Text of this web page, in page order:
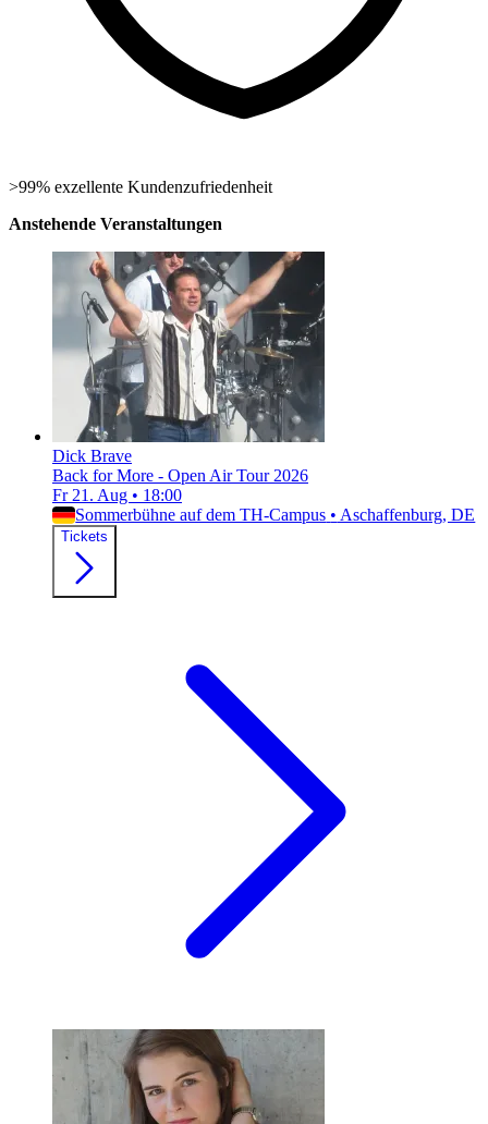
>99% exzellente Kundenzufriedenheit
Anstehende Veranstaltungen
Dick Brave
Back for More - Open Air Tour 2026
Fr 21. Aug • 18:00
Sommerbühne auf dem TH-Campus • Aschaffenburg, DE
Tickets